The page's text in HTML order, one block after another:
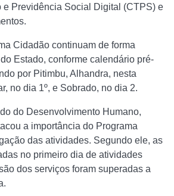
e Previdência Social Digital (CTPS) e
Cidadão continuam de forma
Estado, conforme calendário pré-
por Pitimbu, Alhandra, nesta
no dia 1º, e Sobrado, no dia 2.
do Desenvolvimento Humano,
a importância do Programa
das atividades. Segundo ele, as
no primeiro dia de atividades
dos serviços foram superadas a